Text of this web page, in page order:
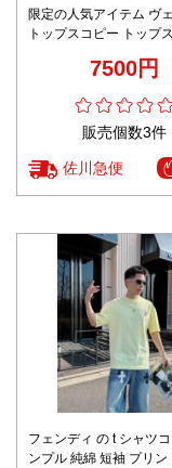
限定の人気アイテム ヴ
トップスコピー トップ
7500円
販売個数3件
佐川急便
フェンディ の t シャツ
ンプル 純綿 短袖 プリント 柔軟